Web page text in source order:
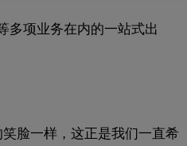
多项业务在内的一站式出
脸一样，这正是我们一直希